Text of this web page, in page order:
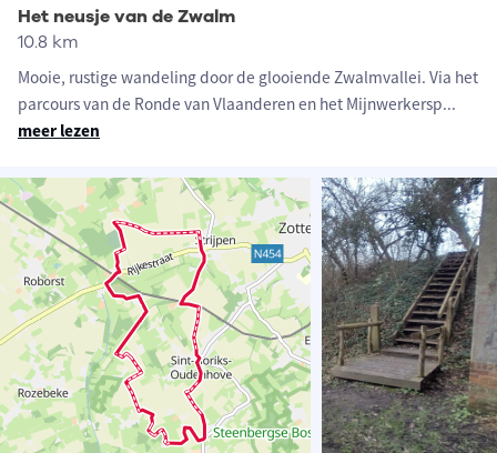
Het neusje van de Zwalm
10.8 km
Mooie, rustige wandeling door de glooiende Zwalmvallei. Via het
parcours van de Ronde van Vlaanderen en het Mijnwerkersp...
meer lezen